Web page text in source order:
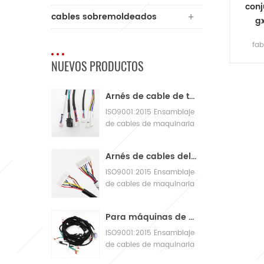
cables sobremoldeados
NUEVOS PRODUCTOS
Arnés de cable de telar de parche JST
ISO9001:2015 Ensamblaje
de cables de maquinaria
Arnés de cables del adaptador de telar BNA de 12 v
ISO9001:2015 Ensamblaje
de cables de maquinaria
Para máquinas de panadería con grandes arneses de cableado
ISO9001:2015 Ensamblaje
de cables de maquinaria